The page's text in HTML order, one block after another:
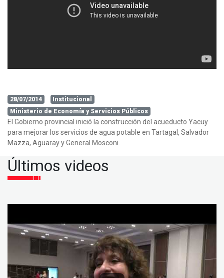
28/07/2014
Institucional
Ministerio de Economía y Servicios Públicos
El Gobierno provincial inició la construcción del acueducto Yacuy
para mejorar los servicios de agua potable en Tartagal, Salvador
Mazza, Aguaray y General Mosconi.
Últimos videos